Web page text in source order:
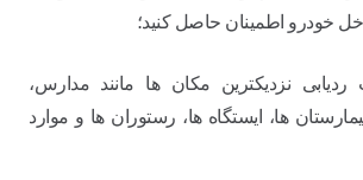
خودرو اطمینان حاصل کنید؛
ردیابی نزدیکترین مکان ها مانند مدارس،
ها، ایستگاه ها، رستوران ها و موارد